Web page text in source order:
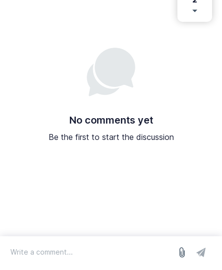
No comments yet
Be the first to start the discussion